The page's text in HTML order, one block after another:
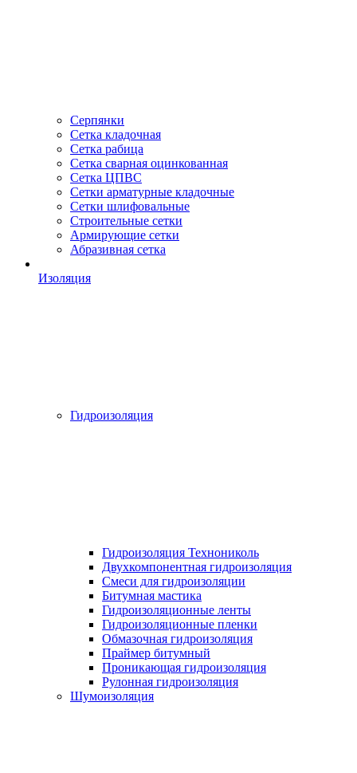
Серпянки
Сетка кладочная
Сетка рабица
Сетка сварная оцинкованная
Сетка ЦПВС
Сетки арматурные кладочные
Сетки шлифовальные
Строительные сетки
Армирующие сетки
Абразивная сетка
Изоляция
Гидроизоляция
Гидроизоляция Технониколь
Двухкомпонентная гидроизоляция
Смеси для гидроизоляции
Битумная мастика
Гидроизоляционные ленты
Гидроизоляционные пленки
Обмазочная гидроизоляция
Праймер битумный
Проникающая гидроизоляция
Рулонная гидроизоляция
Шумоизоляция